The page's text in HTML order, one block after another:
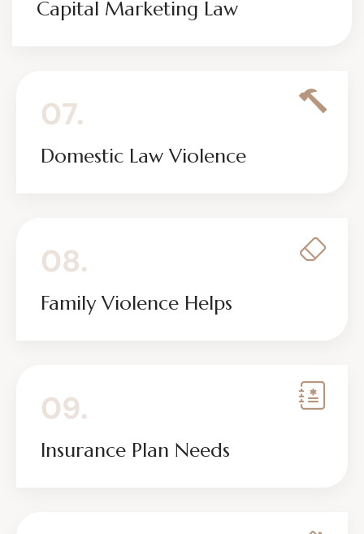
Capital Marketing Law
07.
Domestic Law Violence
08.
Family Violence Helps
09.
Insurance Plan Needs